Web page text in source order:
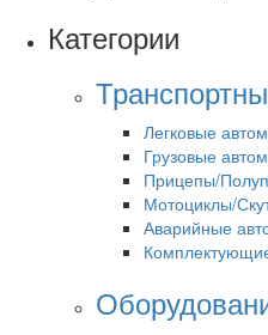
Категории
Легковые
Грузовые
Прицепы/
Мотоциклы/
Аварийные